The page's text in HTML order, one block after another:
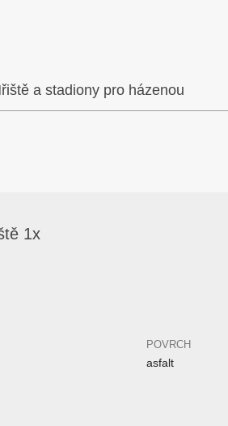
a stadiony pro házenou
1x
POVRCH
asfalt